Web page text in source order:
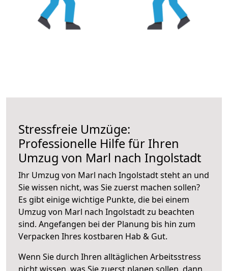
Stressfreie Umzüge:
Professionelle Hilfe für Ihren
Umzug von Marl nach Ingolstadt
Ihr Umzug von Marl nach Ingolstadt steht an und
Sie wissen nicht, was Sie zuerst machen sollen?
Es gibt einige wichtige Punkte, die bei einem
Umzug von Marl nach Ingolstadt zu beachten
sind. Angefangen bei der Planung bis hin zum
Verpacken Ihres kostbaren Hab & Gut.
Wenn Sie durch Ihren alltäglichen Arbeitsstress